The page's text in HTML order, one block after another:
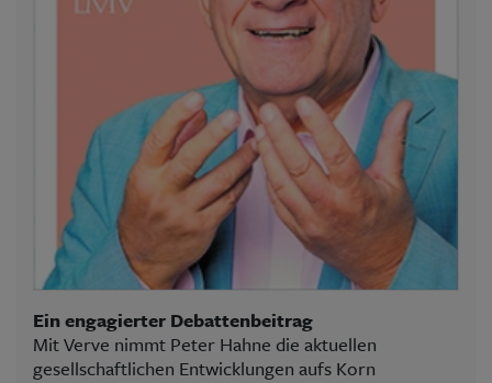
Ein engagierter Debattenbeitrag
Mit Verve nimmt Peter Hahne die aktuellen
gesellschaftlichen Entwicklungen aufs Korn